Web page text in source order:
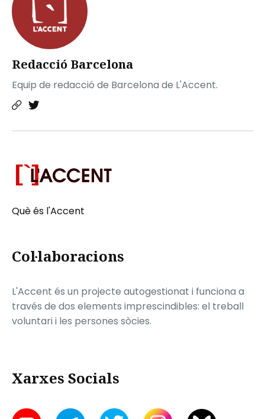
Redacció Barcelona
Equip de redacció de Barcelona de L'Accent.
Què és l'Accent
Col·laboracions
L'Accent és un projecte autogestionat i funciona a
través de dos elements imprescindibles: el treball
voluntari i les persones sòcies.
Xarxes Socials